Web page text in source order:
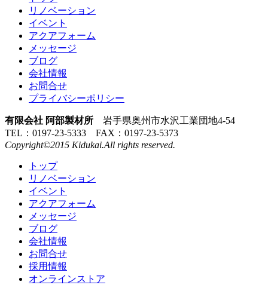
リノベーション
イベント
アクアフォーム
メッセージ
ブログ
会社情報
お問合せ
プライバシーポリシー
有限会社 阿部製材所 岩手県奥州市水沢工業団地4-54
TEL：0197-23-5333 FAX：0197-23-5373
Copyright©2015 Kidukai.All rights reserved.
トップ
リノベーション
イベント
アクアフォーム
メッセージ
ブログ
会社情報
お問合せ
採用情報
オンラインストア